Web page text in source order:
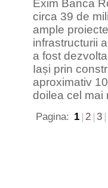
Exim Banca
circa 39 de
ample
infrastructurii
a fost
Iași prin
aproximativ
doilea cel mai
Pagina: 1 | 2 | 3 |